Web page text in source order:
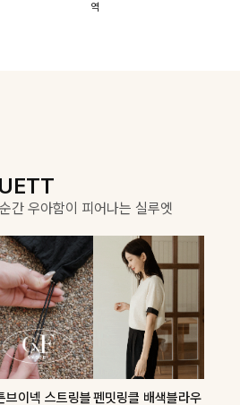
할 수 있어요🤍
역
간 우아함이 피어나는 실루엣
브이넥 스트링블펜밋링클 배색블라우
감싸줄 니트 컬렉션
트라이프 카라7 셀드펜던트 7부니트
리적인 선택으로 채우는 즐거움
트라이프 링클원 헨틴링클 날개티셔츠